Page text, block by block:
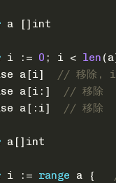
a [] int
i := 0 ; i < len
a[i]
// 移除, i
a[i:]
// 移除
a[:i]
// 移除
a[] int
i := range a {